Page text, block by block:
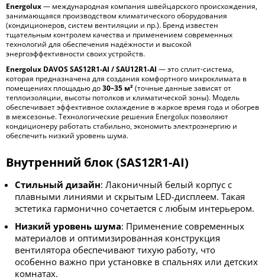
Energolux— международная компания швейцарского происхождения,
занимающаяся производством климатического оборудования
(кондиционеров, систем вентиляции и пр.). Бренд известен
тщательным контролем качества и применением современных
технологий для обеспечения надёжности и высокой
энергоэффективности своих устройств.
Energolux DAVOS SAS12R1-AI / SAU12R1-AI — это сплит-система,
которая предназначена для создания комфортного микроклимата в
помещениях площадью до30–35 м²(точные данные зависят от
теплоизоляции, высоты потолков и климатической зоны). Модель
обеспечивает эффективное охлаждение в жаркое время года и обогрев
в межсезонье. Технологические решения Energolux позволяют
кондиционеру работать стабильно, экономить электроэнергию и
обеспечить низкий уровень шума.
Внутренний блок (SAS12R1-AI)
Стильный дизайн: Лаконичный белый корпус с
плавными линиями и скрытым LED-дисплеем. Такая
эстетика гармонично сочетается с любым интерьером.
Низкий уровень шума: Применение современных
материалов и оптимизированная конструкция
вентилятора обеспечивают тихую работу, что
особенно важно при установке в спальнях или детских
комнатах.